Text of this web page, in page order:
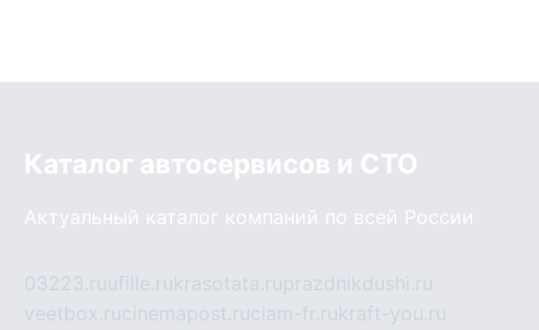
Каталог автосервисов и СТО
Актуальный каталог компаний по всей России
03223.ruufille.rukrasotata.ruprazdnikdushi.ru
veetbox.rucinemapost.ruciam-fr.rukraft-you.ru